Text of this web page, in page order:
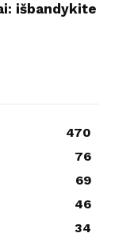
išbandykite
470
76
69
46
34